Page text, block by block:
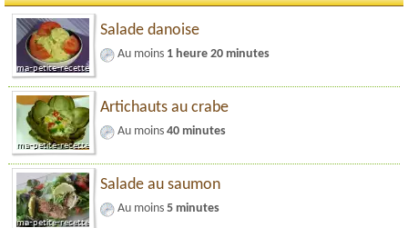
Salade danoise
Au moins 1 heure 20 minutes
Artichauts au crabe
Au moins 40 minutes
Salade au saumon
Au moins 5 minutes